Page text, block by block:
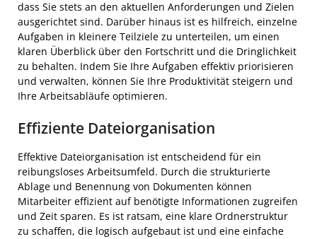
dass Sie stets an den aktuellen Anforderungen und Zielen
ausgerichtet sind. Darüber hinaus ist es hilfreich, einzelne
Aufgaben in kleinere Teilziele zu unterteilen, um einen
klaren Überblick über den Fortschritt und die Dringlichkeit
zu behalten. Indem Sie Ihre Aufgaben effektiv priorisieren
und verwalten, können Sie Ihre Produktivität steigern und
Ihre Arbeitsabläufe optimieren.
Effiziente Dateiorganisation
Effektive Dateiorganisation ist entscheidend für ein
reibungsloses Arbeitsumfeld. Durch die strukturierte
Ablage und Benennung von Dokumenten können
Mitarbeiter effizient auf benötigte Informationen zugreifen
und Zeit sparen. Es ist ratsam, eine klare Ordnerstruktur
zu schaffen, die logisch aufgebaut ist und eine einfache